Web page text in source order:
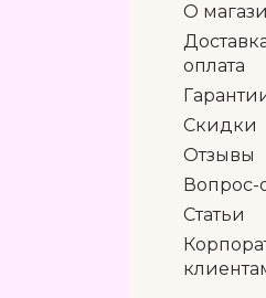
О
оплата
Скидки
Отзывы
Вопрос-
Статьи